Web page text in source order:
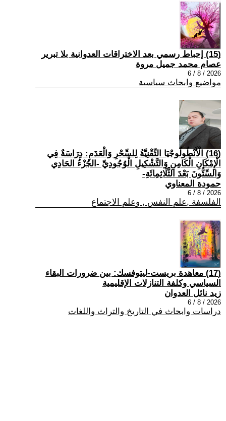
(15) إحباط رسمي بعد الاختراقات العدوانية بلا تبرير
عصام محمد جميل مروة
2026 / 8 / 6
مواضيع وابحاث سياسية
(16) الْأَنْطُولُوجْيَا التِّقْنِيَّةُ لِلسِّحْرِ وَالْعَدَمِ: دِرَاسَةٌ فِي
الْإِمْكَانِ الْكَامِنِ وَالتَّشْكِيلِ الْوُجُودِيِّ -الجُزْءُ الحَادِي
وَالسِّتُّونَ بَعْدَ الثَّلَاثِمِائَةِ-
حمودة المعناوي
2026 / 8 / 6
الفلسفة ,علم النفس , وعلم الاجتماع
(17) معاهدة بريست-ليتوفسك: بين ضرورات البقاء
السياسي وكلفة التنازلات الإقليمية
زيد نائل العدوان
2026 / 8 / 6
دراسات وابحاث في التاريخ والتراث واللغات